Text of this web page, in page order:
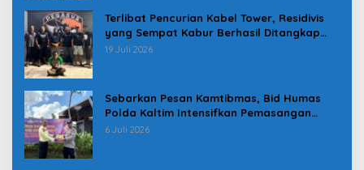
Terlibat Pencurian Kabel Tower, Residivis
yang Sempat Kabur Berhasil Ditangkap
Tim Gabungan di Jeneponto
19 Juli 2026
Sebarkan Pesan Kamtibmas, Bid Humas
Polda Kaltim Intensifkan Pemasangan
Spanduk serta Pembagian Stiker
6 Juli 2026